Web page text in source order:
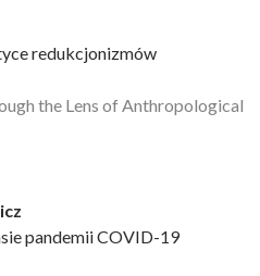
redukcjonizmów
the Lens of Anthropological
pandemii COVID-19